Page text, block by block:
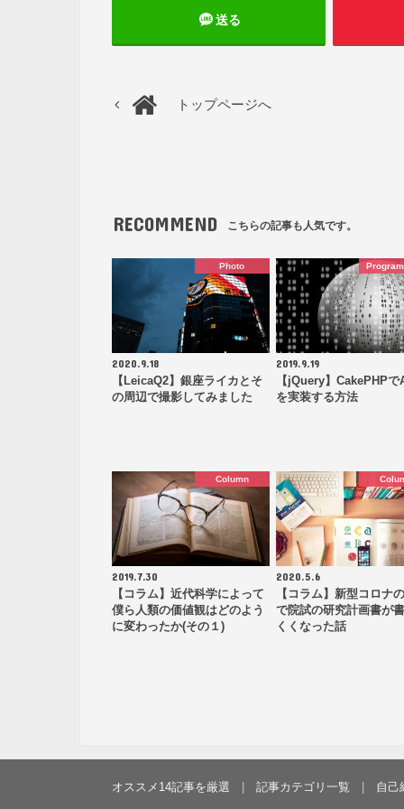
送る
トップページへ
RECOMMEND こちらの記事も人気です。
Photo
2020.9.18
【LeicaQ2】銀座ライカとそ
の周辺で撮影してみました
2019.9.19
【jQuery】CakePHPで
を実装する方法
Column
2019.7.30
【コラム】近代科学によって
僕ら人類の価値観はどのよう
に変わったか(その１)
2020.5.6
【コラム】新型コロナ
で院試の研究計画書が
くくなった話
オススメ14記事を厳選 記事カテゴリ一覧 自己